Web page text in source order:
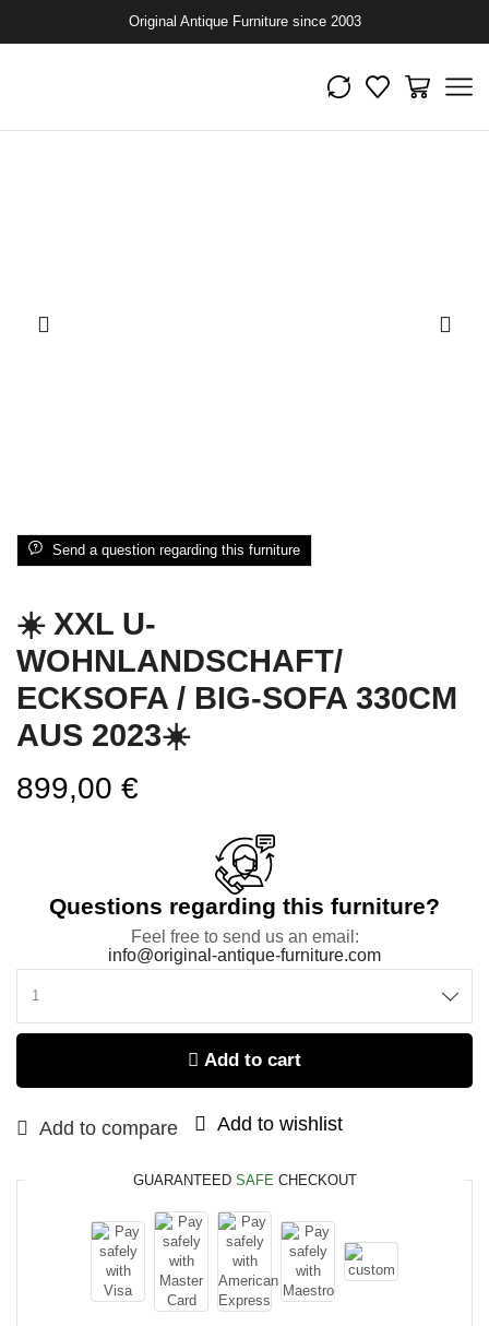
Original Antique Furniture since 2003
Send a question regarding this furniture
☀️ XXL U-
WOHNLANDSCHAFT/
ECKSOFA / BIG-SOFA 330CM
AUS 2023☀️
899,00 €
Questions regarding this furniture?
Feel free to send us an email:
info@original-antique-furniture.com
Add to cart
Add to compare Add to wishlist
GUARANTEED SAFE CHECKOUT